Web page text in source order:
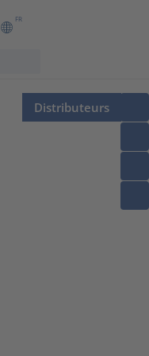
FR
Distributeurs